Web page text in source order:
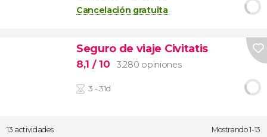
Cancelación gratuita
Seguro de viaje Civitatis
8,1 / 10 3.280 opiniones
3 - 31d
13 actividades Mostrando 1-13